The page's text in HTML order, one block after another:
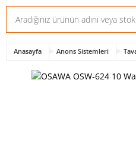
Anasayfa Anons Sistemleri